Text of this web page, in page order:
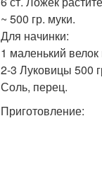
~ 500 гр. муки.
Для начинки:
1 маленький велок
2-3 Луковицы 500
Соль, перец.
Приготовление: